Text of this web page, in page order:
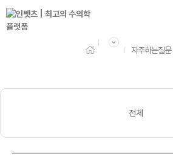
자주하는질문
전체